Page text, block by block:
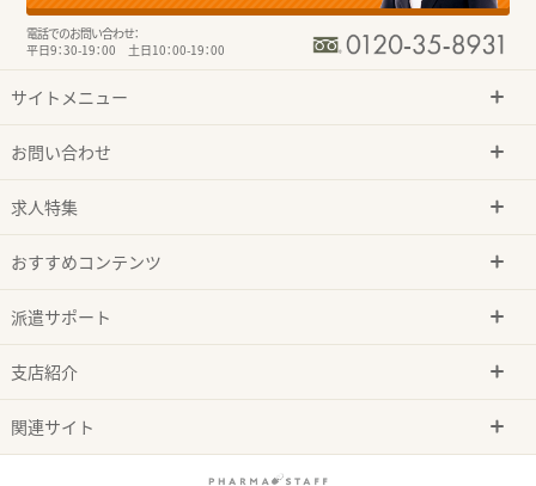
電話でのお問い合わせ：
平日9：30-19：00 土日10：00-19：00
サイトメニュー
お問い合わせ
求人特集
おすすめコンテンツ
派遣サポート
支店紹介
関連サイト